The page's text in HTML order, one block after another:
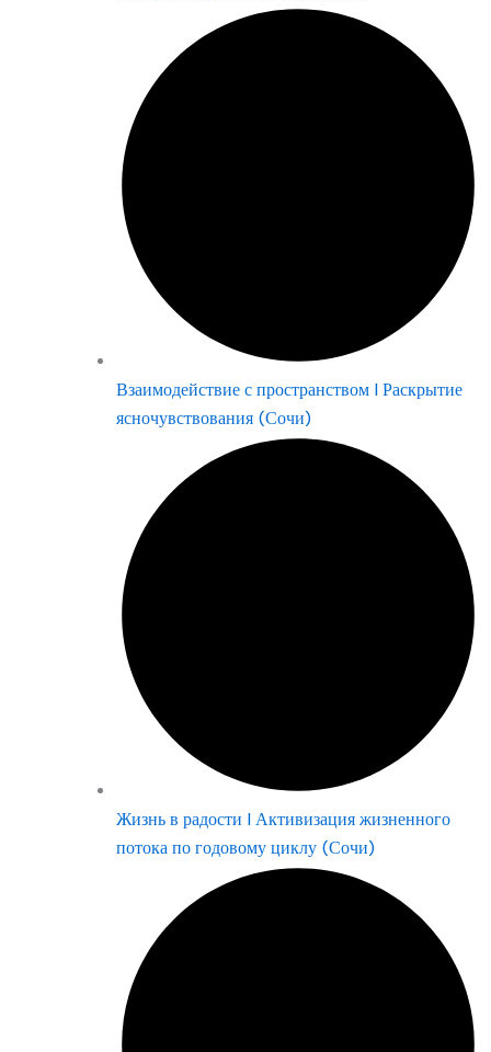
Взаимодействие с пространством | Раскрытие
ясночувствования (Сочи)
Жизнь в радости | Активизация жизненного
потока по годовому циклу (Сочи)